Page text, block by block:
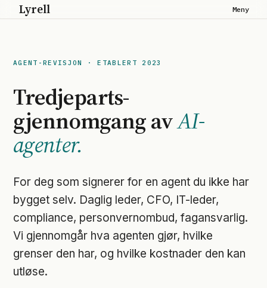
Lyrell Meny
AGENT-REVISJON · ETABLERT 2023
Tredjeparts-
gjennomgang avAI-
agenter.
For deg som signerer for en agent du ikke har
bygget selv. Daglig leder, CFO, IT-leder,
compliance, personvernombud, fagansvarlig.
Vi gjennomgår hva agenten gjør, hvilke
grenser den har, og hvilke kostnader den kan
utløse.